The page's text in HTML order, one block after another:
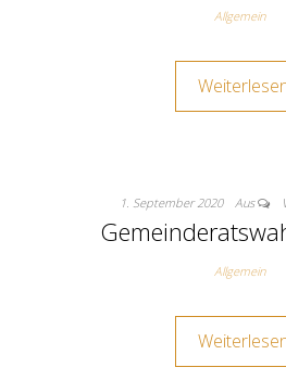
Allgemein
1. September 2020 Aus
Allgemein